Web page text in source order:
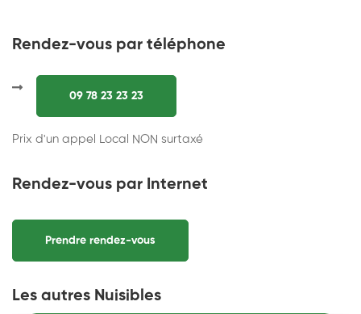
Rendez-vous par téléphone
09 78 23 23 23
Prix d'un appel Local NON surtaxé
Rendez-vous par Internet
Prendre rendez-vous
Les autres Nuisibles